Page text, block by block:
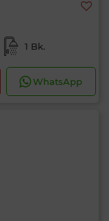
1 Bk.
WhatsApp